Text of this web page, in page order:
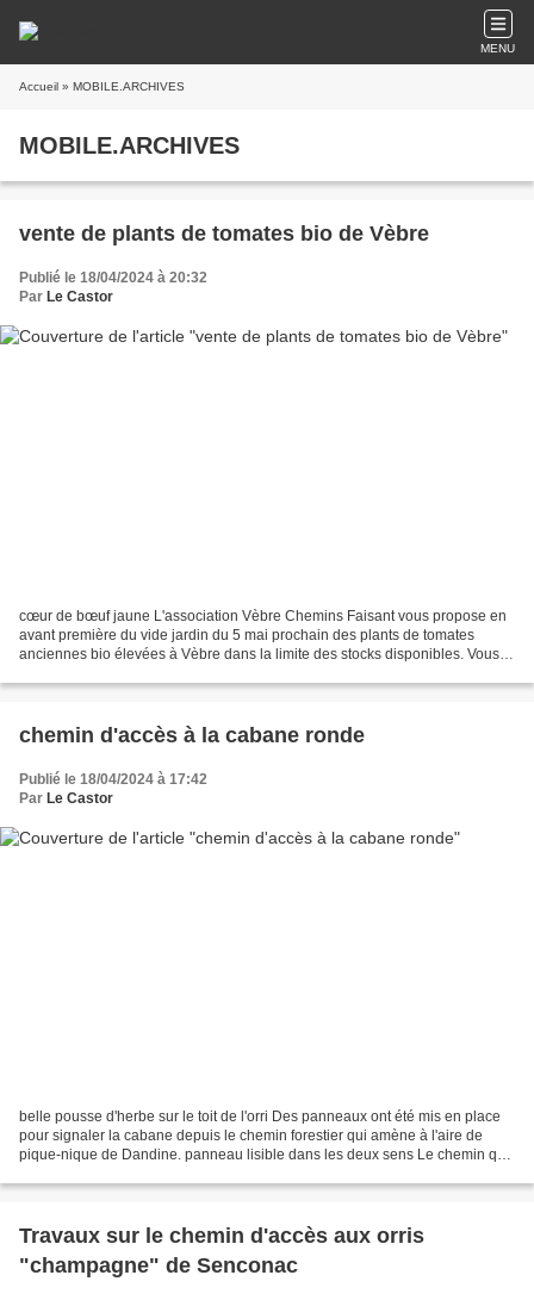
MENU
Accueil » MOBILE.ARCHIVES
MOBILE.ARCHIVES
vente de plants de tomates bio de Vèbre
Publié le 18/04/2024 à 20:32
Par Le Castor
cœur de bœuf jaune L'association Vèbre Chemins Faisant vous propose en
avant première du vide jardin du 5 mai prochain des plants de tomates
anciennes bio élevées à Vèbre dans la limite des stocks disponibles. Vous
chemin d'accès à la cabane ronde
Publié le 18/04/2024 à 17:42
Par Le Castor
belle pousse d'herbe sur le toit de l'orri Des panneaux ont été mis en place
pour signaler la cabane depuis le chemin forestier qui amène à l'aire de
pique-nique de Dandine. panneau lisible dans les deux sens Le chemin qui
Travaux sur le chemin d'accès aux orris
"champagne" de Senconac